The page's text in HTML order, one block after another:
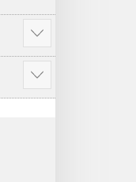
Hi
ˈo
hau
atu
Hi
ˈo